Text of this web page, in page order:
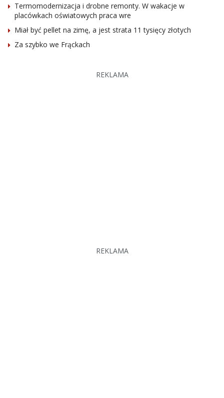
Termomodernizacja i drobne remonty. W wakacje w
placówkach oświatowych praca wre
Miał być pellet na zimę, a jest strata 11 tysięcy złotych
Za szybko we Frąckach
REKLAMA
REKLAMA